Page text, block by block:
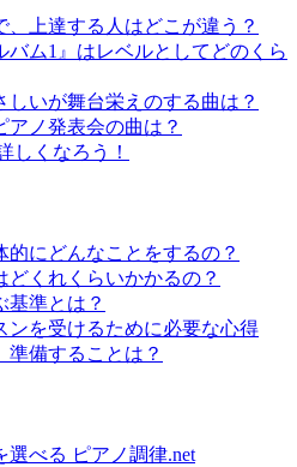
、上達する人はどこが違う？
バム1』はレベルとしてどのくら
しいが舞台栄えのする曲は？
アノ発表会の曲は？
しくなろう！
的にどんなことをするの？
どくれくらいかかるの？
基準とは？
ンを受けるために必要な心得
準備することは？
べる ピアノ調律.net